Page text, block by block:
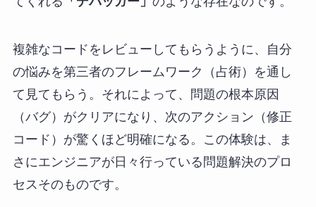
複雑なコードをレビューしてもらうように、自分
の悩みを第三者のフレームワーク（占術）を通し
て見てもらう。それによって、問題の根本原因
（バグ）がクリアになり、次のアクション（修正
コード）が驚くほど明確になる。この体験は、ま
さにエンジニアが日々行っている問題解決のプロ
セスそのものです。